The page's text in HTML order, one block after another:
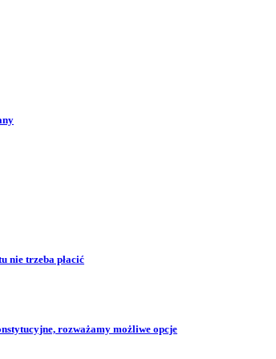
nie trzeba płacić
rozważamy możliwe opcje